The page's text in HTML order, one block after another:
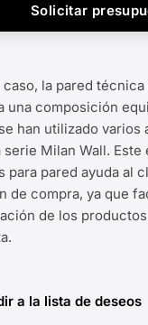
Solicitar
caso, la pared técnica
una composición
han utilizado varios
serie Milan Wall. Este
para pared ayuda al
de compra, ya que
de los
a la lista de deseos